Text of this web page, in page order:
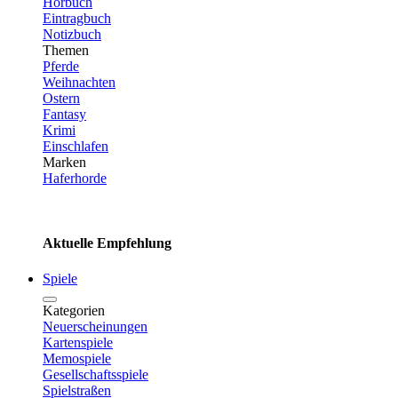
Eintragbuch
Notizbuch
Themen
Pferde
Weihnachten
Ostern
Fantasy
Krimi
Einschlafen
Marken
Haferhorde
Aktuelle Empfehlung
Spiele
Kategorien
Neuerscheinungen
Kartenspiele
Memospiele
Gesellschaftsspiele
Spielstraßen